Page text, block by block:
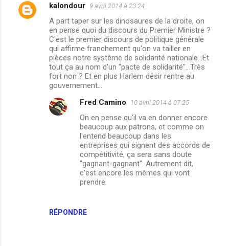
s
kalondour 9 avril 2014 à 23:24
A part taper sur les dinosaures de la droite, on
en pense quoi du discours du Premier Ministre ?
C'est le premier discours de politique générale
qui affirme franchement qu'on va tailler en
pièces notre système de solidarité nationale...Et
tout ça au nom d'un "pacte de solidarité"...Très
fort non ? Et en plus Harlem désir rentre au
gouvernement...
RÉPONDRE
Fred Camino 10 avril 2014 à 07:25
On en pense qu'il va en donner encore
beaucoup aux patrons, et comme on
l'entend beaucoup dans les
entreprises qui signent des accords de
compétitivité, ça sera sans doute
"gagnant-gagnant". Autrement dit,
c'est encore les mêmes qui vont
prendre.